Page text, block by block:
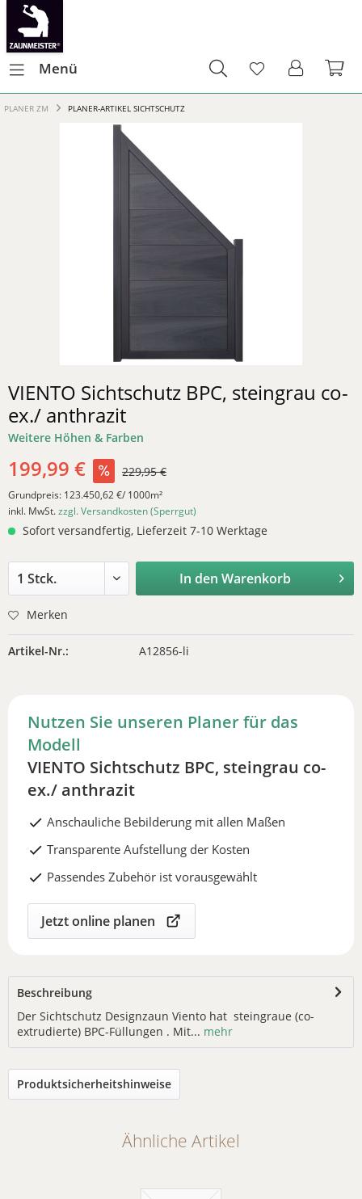
Menü
PLANER ZM PLANER-ARTIKEL SICHTSCHUTZ
VIENTO Sichtschutz BPC, steingrau co-
ex./ anthrazit
Weitere Höhen & Farben
199,99 € 229,95 €
Grundpreis: 123.450,62 €/ 1000m²
inkl. MwSt.zzgl. Versandkosten (Sperrgut)
Sofort versandfertig, Lieferzeit 7-10 Werktage
In denWarenkorb
Merken
Artikel-Nr.: A12856-li
Nutzen Sie unseren Planer für das
Modell
VIENTO Sichtschutz BPC, steingrau co-
ex./ anthrazit
Anschauliche Bebilderung mit allen Maßen
Transparente Aufstellung der Kosten
Passendes Zubehör ist vorausgewählt
Jetzt online planen
Beschreibung
Der Sichtschutz Designzaun Viento hat steingraue (co-
extrudierte) BPC-Füllungen . Mit... mehr
Produktsicherheitshinweise
Ähnliche Artikel